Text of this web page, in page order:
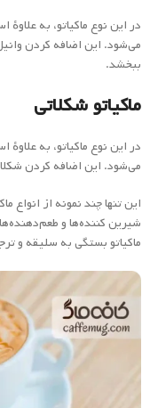
در این نوع ماکیاتو، به
می‌شود. این اضافه کردن
ببخشد.
ماکیاتو شکلاتی
در این نوع ماکیاتو، به
می‌شود. این اضافه کردن
این تنها چند نمونه از انواع
شیرین کننده‌ها و
ماکیاتو بستگی به سلیقه و